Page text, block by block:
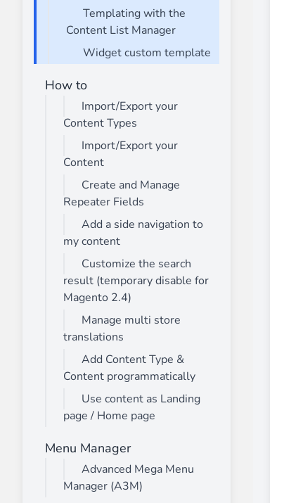
Templating with the
Content List Manager
Widget custom template
How to
Import/Export your
Content Types
Import/Export your
Content
Create and Manage
Repeater Fields
Add a side navigation to
my content
Customize the search
result (temporary disable for
Magento 2.4)
Manage multi store
translations
Add Content Type &
Content programmatically
Use content as Landing
page / Home page
Menu Manager
Advanced Mega Menu
Manager (A3M)